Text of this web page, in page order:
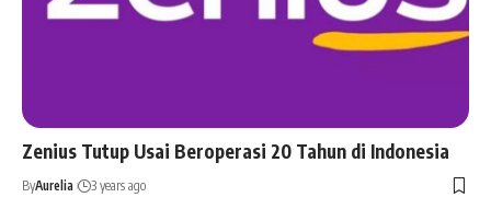
Zenius Tutup Usai Beroperasi 20 Tahun di Indonesia
ByAurelia 3 years ago